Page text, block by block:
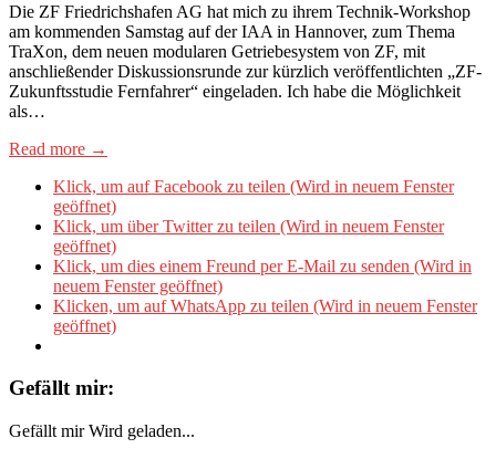
Die ZF Friedrichshafen AG hat mich zu ihrem Technik-Workshop
am kommenden Samstag auf der IAA in Hannover, zum Thema
TraXon, dem neuen modularen Getriebesystem von ZF, mit
anschließender Diskussionsrunde zur kürzlich veröffentlichten „ZF-
Zukunftsstudie Fernfahrer“ eingeladen. Ich habe die Möglichkeit
als…
Read more →
Klick, um auf Facebook zu teilen (Wird in neuem Fenster
geöffnet)
Klick, um über Twitter zu teilen (Wird in neuem Fenster
geöffnet)
Klick, um dies einem Freund per E-Mail zu senden (Wird in
neuem Fenster geöffnet)
Klicken, um auf WhatsApp zu teilen (Wird in neuem Fenster
geöffnet)
Gefällt mir:
Gefällt mir Wird geladen...